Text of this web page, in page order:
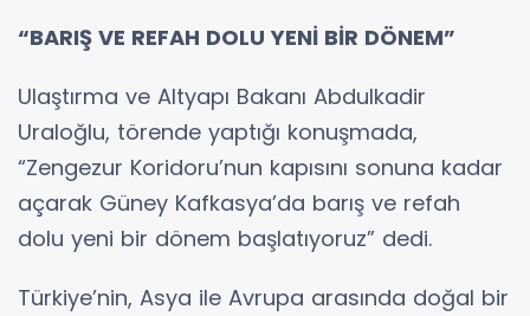
“BARIŞ VE REFAH DOLU YENİ BİR DÖNEM”
Ulaştırma ve Altyapı Bakanı Abdulkadir
Uraloğlu, törende yaptığı konuşmada,
“Zengezur Koridoru’nun kapısını sonuna kadar
açarak Güney Kafkasya’da barış ve refah
dolu yeni bir dönem başlatıyoruz” dedi.
Türkiye’nin, Asya ile Avrupa arasında doğal bir